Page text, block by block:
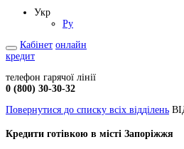
Укр
Ру
Кабінет онлайн
кредит
телефон гарячої лінії
0 (800) 30-30-32
Повернутися до списку всіх відділень
Кредити готівкою в місті Запоріжжя